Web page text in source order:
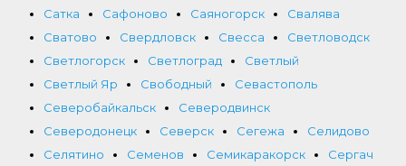
Сатка
Сафоново Саяногорск
Свалява
Сватово
Свердловск Свесса
Светловодск
Светлогорск
Светлоград
Светлый
Светлый Яр
Свободный
Севастополь
Северобайкальск
Северодвинск
Северодонецк
Северск Сегежа
Селидово
Селятино
Семенов Семикаракорск
Сергач